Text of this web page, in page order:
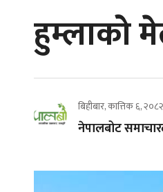
हुम्लाको
बिहीबार, कात्तिक ६, २०८२
नेपालबोट